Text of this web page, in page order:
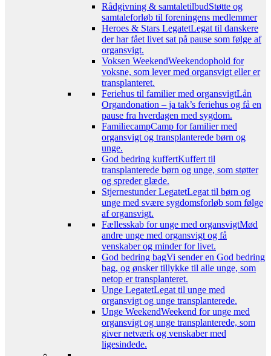
Rådgivning & samtaletilbudStøtte og
samtaleforløb til foreningens medlemmer
Heroes & Stars LegatetLegat til danskere
der har fået livet sat på pause som følge af
organsvigt.
Voksen WeekendWeekendophold for
voksne, som lever med organsvigt eller er
transplanteret.
Feriehus til familier med organsvigtLån
Organdonation – ja tak’s feriehus og få en
pause fra hverdagen med sygdom.
FamiliecampCamp for familier med
organsvigt og transplanterede børn og
unge.
God bedring kuffertKuffert til
transplanterede børn og unge, som støtter
og spreder glæde.
Stjernestunder LegatetLegat til børn og
unge med svære sygdomsforløb som følge
af organsvigt.
Fællesskab for unge med organsvigtMød
andre unge med organsvigt og få
venskaber og minder for livet.
God bedring bagVi sender en God bedring
bag, og ønsker tillykke til alle unge, som
netop er transplanteret.
Unge LegatetLegat til unge med
organsvigt og unge transplanterede.
Unge WeekendWeekend for unge med
organsvigt og unge transplanterede, som
giver netværk og venskaber med
ligesindede.